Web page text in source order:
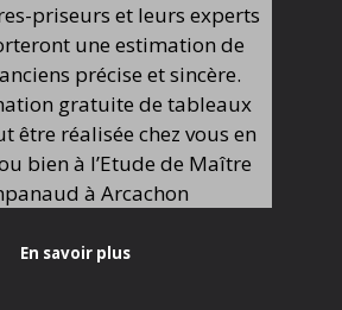
priseurs et leurs experts
une estimation de
précise et sincère.
gratuite de tableaux
être réalisée chez vous en
bien à l’Etude de Maître
à Arcachon
En savoir plus